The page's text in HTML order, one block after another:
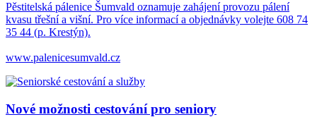
Pěstitelská pálenice Šumvald oznamuje zahájení provozu pálení
kvasu třešní a višní. Pro více informací a objednávky volejte 608 74
35 44 (p. Krestýn).
www.palenicesumvald.cz
Nové možnosti cestování pro seniory